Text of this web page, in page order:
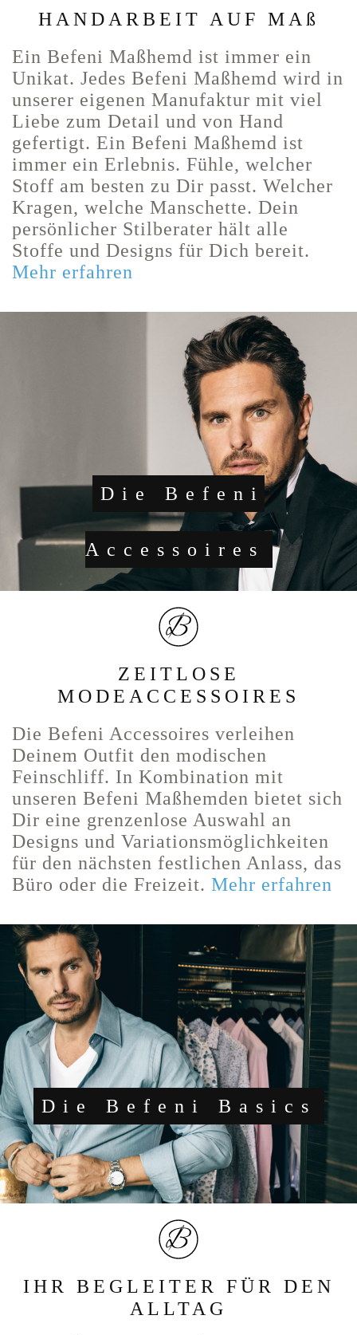
HANDARBEIT AUF MAß
Ein Befeni Maßhemd ist immer ein
Unikat. Jedes Befeni Maßhemd wird in
unserer eigenen Manufaktur mit viel
Liebe zum Detail und von Hand
gefertigt. Ein Befeni Maßhemd ist
immer ein Erlebnis. Fühle, welcher
Stoff am besten zu Dir passt. Welcher
Kragen, welche Manschette. Dein
persönlicher Stilberater hält alle
Stoffe und Designs für Dich bereit.
Mehr erfahren
Die Befeni
Accessoires
ZEITLOSE
MODEACCESSOIRES
Die Befeni Accessoires verleihen
Deinem Outfit den modischen
Feinschliff. In Kombination mit
unseren Befeni Maßhemden bietet sich
Dir eine grenzenlose Auswahl an
Designs und Variationsmöglichkeiten
für den nächsten festlichen Anlass, das
Büro oder die Freizeit. Mehr erfahren
Die Befeni Basics
IHR BEGLEITER FÜR DEN
ALLTAG